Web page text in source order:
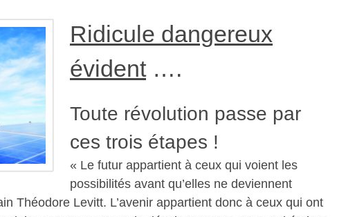
Ridicule dangereux
évident….
Toute révolution passe par
ces trois étapes !
« Le futur appartient à ceux qui voient les
possibilités avant qu’elles ne deviennent
Théodore Levitt. L’avenir appartient donc à ceux qui ont